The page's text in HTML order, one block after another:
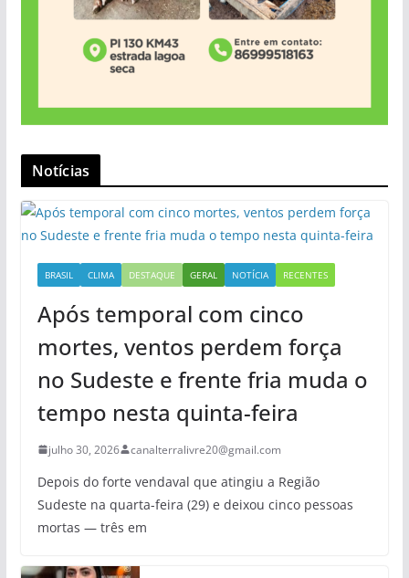
Notícias
BRASIL CLIMA DESTAQUE GERAL NOTÍCIA RECENTES
Após temporal com cinco
mortes, ventos perdem força
no Sudeste e frente fria muda o
tempo nesta quinta-feira
julho 30, 2026 canalterralivre20@gmail.com
Depois do forte vendaval que atingiu a Região
Sudeste na quarta-feira (29) e deixou cinco pessoas
mortas — três em